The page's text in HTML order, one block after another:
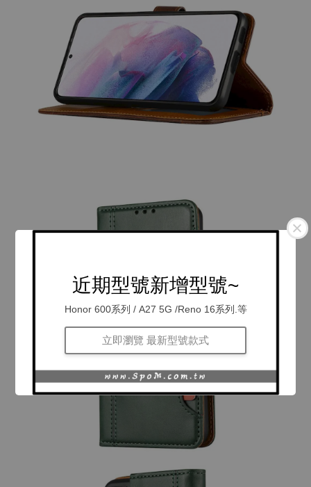
近期型號新增型號~
Honor 600系列 / A27 5G /Reno 16系列.等
立即瀏覽 最新型號款式